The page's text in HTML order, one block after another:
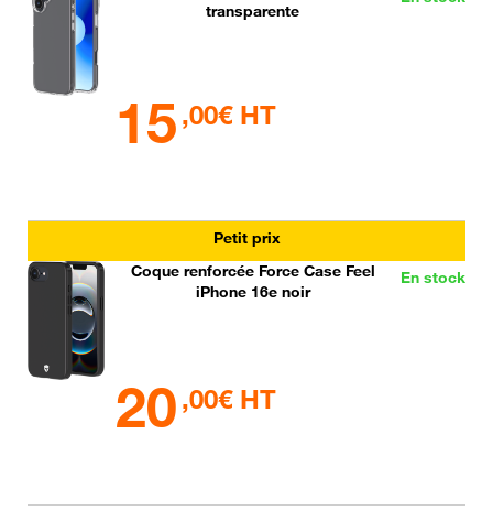
transparente
15 ,00€ HT
Petit prix
En stock
Coque renforcée Force Case Feel
iPhone 16e noir
20 ,00€ HT